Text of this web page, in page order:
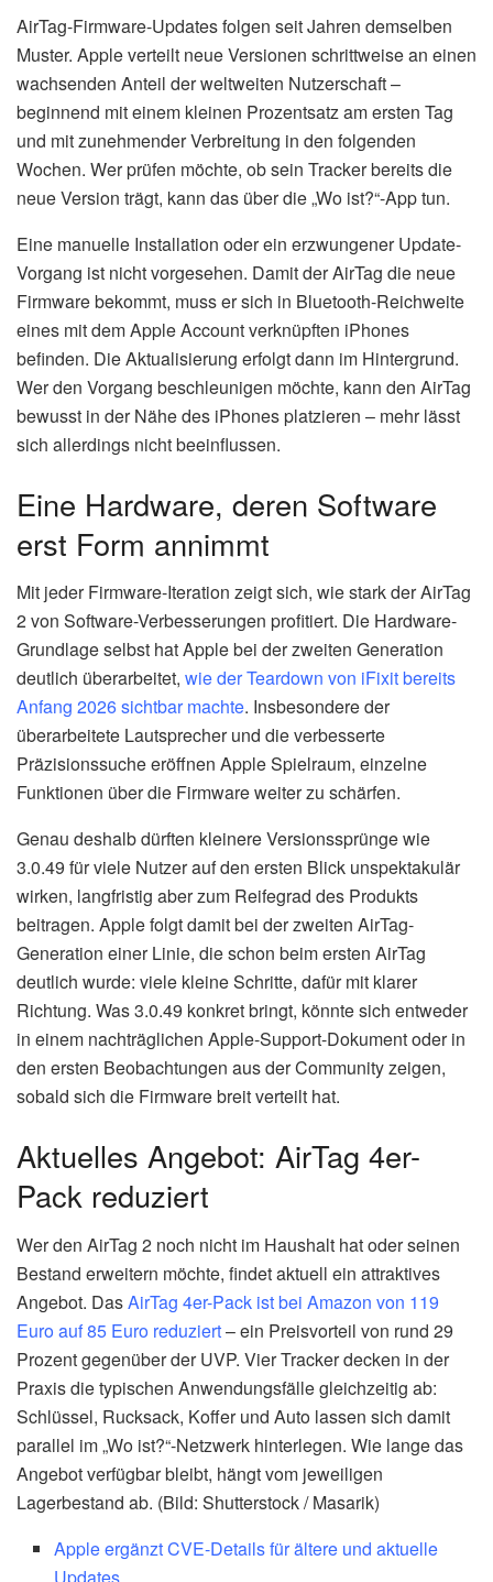
AirTag-Firmware-Updates folgen seit Jahren demselben
Muster. Apple verteilt neue Versionen schrittweise an einen
wachsenden Anteil der weltweiten Nutzerschaft –
beginnend mit einem kleinen Prozentsatz am ersten Tag
und mit zunehmender Verbreitung in den folgenden
Wochen. Wer prüfen möchte, ob sein Tracker bereits die
neue Version trägt, kann das über die „Wo ist?“-App tun.
Eine manuelle Installation oder ein erzwungener Update-
Vorgang ist nicht vorgesehen. Damit der AirTag die neue
Firmware bekommt, muss er sich in Bluetooth-Reichweite
eines mit dem Apple Account verknüpften iPhones
befinden. Die Aktualisierung erfolgt dann im Hintergrund.
Wer den Vorgang beschleunigen möchte, kann den AirTag
bewusst in der Nähe des iPhones platzieren – mehr lässt
sich allerdings nicht beeinflussen.
Eine Hardware, deren Software
erst Form annimmt
Mit jeder Firmware-Iteration zeigt sich, wie stark der AirTag
2 von Software-Verbesserungen profitiert. Die Hardware-
Grundlage selbst hat Apple bei der zweiten Generation
deutlich überarbeitet, wie der Teardown von iFixit bereits
Anfang 2026 sichtbar machte. Insbesondere der
überarbeitete Lautsprecher und die verbesserte
Präzisionssuche eröffnen Apple Spielraum, einzelne
Funktionen über die Firmware weiter zu schärfen.
Genau deshalb dürften kleinere Versionssprünge wie
3.0.49 für viele Nutzer auf den ersten Blick unspektakulär
wirken, langfristig aber zum Reifegrad des Produkts
beitragen. Apple folgt damit bei der zweiten AirTag-
Generation einer Linie, die schon beim ersten AirTag
deutlich wurde: viele kleine Schritte, dafür mit klarer
Richtung. Was 3.0.49 konkret bringt, könnte sich entweder
in einem nachträglichen Apple-Support-Dokument oder in
den ersten Beobachtungen aus der Community zeigen,
sobald sich die Firmware breit verteilt hat.
Aktuelles Angebot: AirTag 4er-
Pack reduziert
Wer den AirTag 2 noch nicht im Haushalt hat oder seinen
Bestand erweitern möchte, findet aktuell ein attraktives
Angebot. DasAirTag 4er-Pack ist bei Amazon von 119
Euro auf 85 Euro reduziert– ein Preisvorteil von rund 29
Prozent gegenüber der UVP. Vier Tracker decken in der
Praxis die typischen Anwendungsfälle gleichzeitig ab:
Schlüssel, Rucksack, Koffer und Auto lassen sich damit
parallel im „Wo ist?“-Netzwerk hinterlegen. Wie lange das
Angebot verfügbar bleibt, hängt vom jeweiligen
Lagerbestand ab. (Bild: Shutterstock / Masarik)
Apple ergänzt CVE-Details für ältere und aktuelle
Updates